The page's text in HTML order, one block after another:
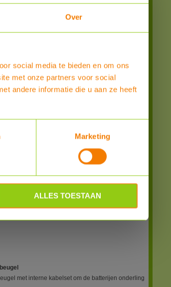
Over
social media te bieden en om ons
met onze partners voor social
andere informatie die u aan ze heeft
Marketing
ALLES TOESTAAN
Garantie
Bestel
met interne kabelset om de batterijen onderling
met interne kabelset om de batterijen onderling